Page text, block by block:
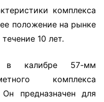
комплекса
положение на рынке
10 лет.
в калибре 57-мм
комплекса
предназначен для